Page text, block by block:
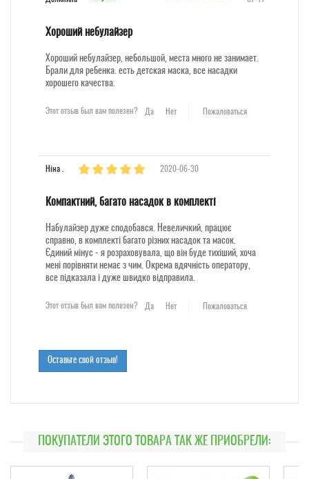
Хороший небулайзер
Хороший небулайзер, небольшой, места много не занимает.
Брали для ребенка. есть детская маска, все насадки
хорошего качества.
Этот отзыв был вам полезен? Да Нет Пожаловаться
Ніна . 2020-06-30
Компактний, багато насадок в комплекті
Набулайзер дуже сподобався. Невеличкий, працює
справно, в комплекті багато різних насадок та масок.
Єдиний мінус - я розраховувала, що він буде тихіший, хоча
мені порівняти немає з чим. Окрема вдячність оператору,
все підказала і дуже швидко відправила.
Этот отзыв был вам полезен? Да Нет Пожаловаться
Оставьте свой отзыв!
ПОКУПАТЕЛИ ЭТОГО ТОВАРА ТАК ЖЕ ПРИОБРЕЛИ: